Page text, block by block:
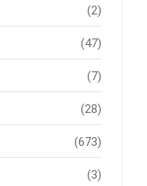
(2)
(47)
(7)
(28)
(673)
(3)